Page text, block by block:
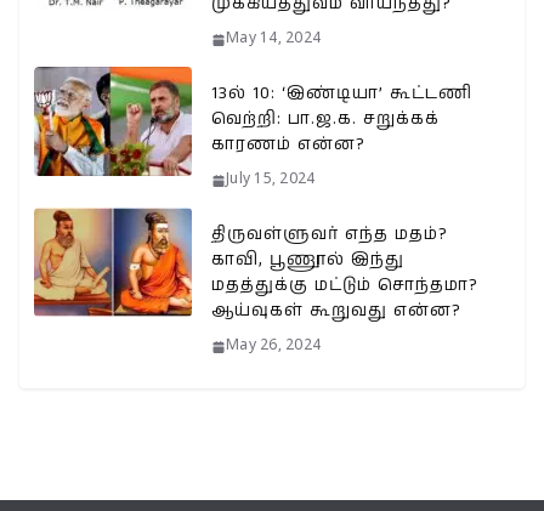
May 14, 2024
13ல் 10: ‘இண்டியா’ கூட்டணி
வெற்றி: பா.ஜ.க. சறுக்கக்
காரணம் என்ன?
July 15, 2024
திருவள்ளுவர் எந்த மதம்?
காவி, பூணூல் இந்து
மதத்துக்கு மட்டும் சொந்தமா?
ஆய்வுகள் கூறுவது என்ன?
May 26, 2024